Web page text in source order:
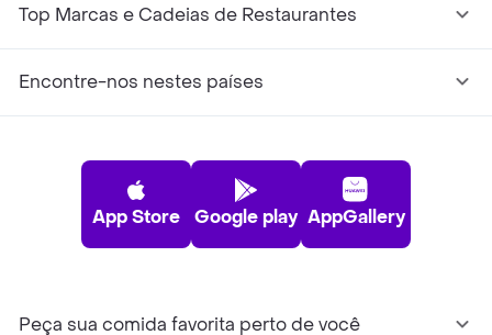
Top Marcas e Cadeias de Restaurantes
Encontre-nos nestes países
App Store Google play AppGallery
Peça sua comida favorita perto de você